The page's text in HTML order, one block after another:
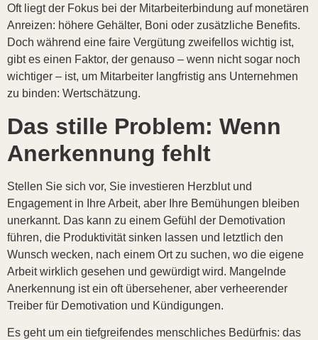
Oft liegt der Fokus bei der Mitarbeiterbindung auf monetären
Anreizen: höhere Gehälter, Boni oder zusätzliche Benefits.
Doch während eine faire Vergütung zweifellos wichtig ist,
gibt es einen Faktor, der genauso – wenn nicht sogar noch
wichtiger – ist, um Mitarbeiter langfristig ans Unternehmen
zu binden: Wertschätzung.
Das stille Problem: Wenn
Anerkennung fehlt
Stellen Sie sich vor, Sie investieren Herzblut und
Engagement in Ihre Arbeit, aber Ihre Bemühungen bleiben
unerkannt. Das kann zu einem Gefühl der Demotivation
führen, die Produktivität sinken lassen und letztlich den
Wunsch wecken, nach einem Ort zu suchen, wo die eigene
Arbeit wirklich gesehen und gewürdigt wird. Mangelnde
Anerkennung ist ein oft übersehener, aber verheerender
Treiber für Demotivation und Kündigungen.
Es geht um ein tiefgreifendes menschliches Bedürfnis: das